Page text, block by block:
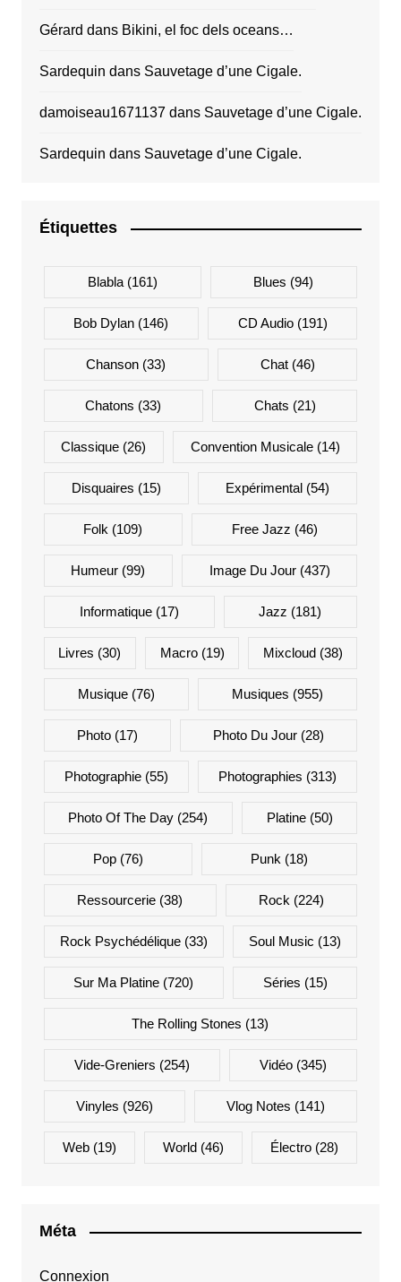
Gérard dans Bikini, el foc dels oceans…
Sardequin dans Sauvetage d’une Cigale.
damoiseau1671137dans Sauvetage d’une Cigale.
Sardequin dans Sauvetage d’une Cigale.
Étiquettes
Blabla(161) Blues (94)
Bob Dylan (146) CD Audio(191)
Chanson (33) Chat(46)
Chatons (33) Chats (21)
Classique (26) Convention Musicale(14)
Disquaires (15) Expérimental (54)
Folk (109) Free Jazz (46)
Humeur (99) Image Du Jour(437)
Informatique(17) Jazz (181)
Livres (30) Macro(19) Mixcloud(38)
Musique(76) Musiques (955)
Photo(17) Photo Du Jour (28)
Photographie(55) Photographies (313)
Photo Of The Day (254) Platine(50)
Pop(76) Punk (18)
Ressourcerie (38) Rock (224)
Rock Psychédélique(33) Soul Music (13)
Sur Ma Platine (720) Séries (15)
The Rolling Stones (13)
Vide-Greniers (254) Vidéo (345)
Vinyles (926) Vlog Notes (141)
Web(19) World (46) Électro (28)
Méta
Connexion